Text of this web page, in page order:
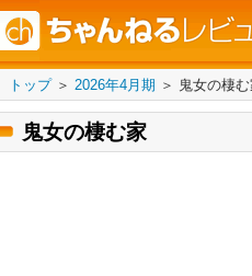
トップ＞ 2026年4月期 ＞ 鬼女の棲む
鬼女の棲む家